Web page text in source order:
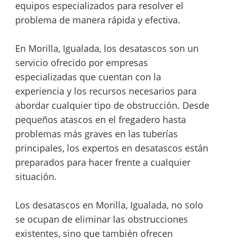
equipos especializados para resolver el
problema de manera rápida y efectiva.
En Morilla, Igualada, los desatascos son un
servicio ofrecido por empresas
especializadas que cuentan con la
experiencia y los recursos necesarios para
abordar cualquier tipo de obstrucción. Desde
pequeños atascos en el fregadero hasta
problemas más graves en las tuberías
principales, los expertos en desatascos están
preparados para hacer frente a cualquier
situación.
Los desatascos en Morilla, Igualada, no solo
se ocupan de eliminar las obstrucciones
existentes, sino que también ofrecen